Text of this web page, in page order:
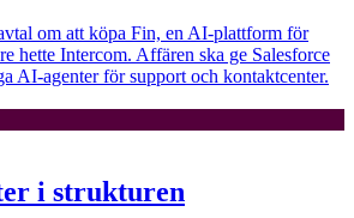
om att köpa Fin, en AI-plattform för
hette Intercom. Affären ska ge Salesforce
AI-agenter för support och kontaktcenter.
i strukturen